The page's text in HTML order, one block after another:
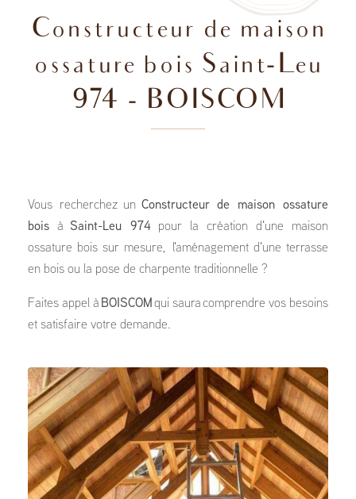
Constructeur de maison
ossature bois Saint-Leu
974 - BOISCOM
Vous recherchez un Constructeur de maison ossature
bois à Saint-Leu 974 pour la création d'une maison
ossature bois sur mesure, l'aménagement d'une terrasse
en bois ou la pose de charpente traditionnelle ?
Faites appel à BOISCOM qui saura comprendre vos besoins
et satisfaire votre demande.